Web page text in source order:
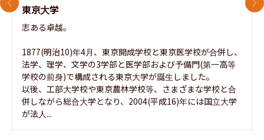
東京大学
志ある卓越。
1877(明治10)年4月、東京開成学校と東京医学校が合併し、
法学、理学、文学の3学部と医学部および予備門(第一高等
学校の前身)で構成される東京大学が誕生しました。
以後、工部大学校や東京農林学校等、さまざまな学校と合
併しながら総合大学となり、2004(平成16)年には国立大学
が法人...
前のスライド 次